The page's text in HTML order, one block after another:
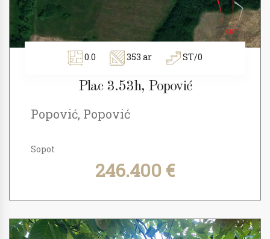
0.0 353 ar ST/0
Plac 3.53h, Popović
Popović, Popović
Sopot
246.400 €